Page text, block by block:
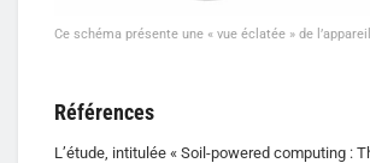
Ce schéma présente une « vue éclatée » de
Références
L’étude, intitulée « Soil-powered computing :